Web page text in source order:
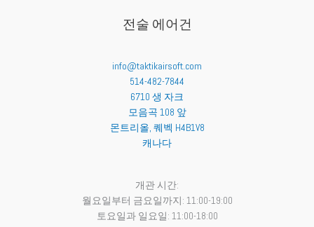
전술 에어건
info@taktikairsoft.com
514-482-7844
6710 생 자크
모음곡 108 앞
몬트리올, 퀘벡 H4B1V8
캐나다
개관 시간:
월요일부터 금요일까지: 11:00-19:00
토요일과 일요일: 11:00-18:00